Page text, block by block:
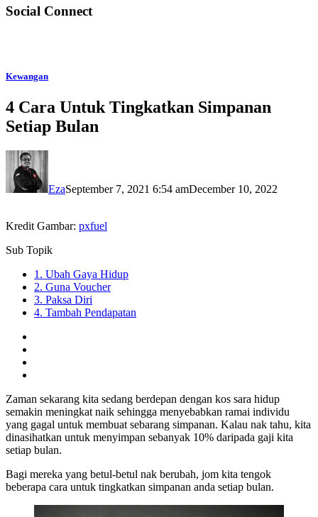
Social Connect
Kewangan
4 Cara Untuk Tingkatkan Simpanan
Setiap Bulan
EzaSeptember 7, 2021 6:54 amDecember 10, 2022
Kredit Gambar: pxfuel
Sub Topik
1. Ubah Gaya Hidup
2. Guna Voucher
3. Paksa Diri
4. Tambah Pendapatan
Zaman sekarang kita sedang berdepan dengan kos sara hidup
semakin meningkat naik sehingga menyebabkan ramai individu
yang gagal untuk membuat sebarang simpanan. Kalau nak tahu, kita
dinasihatkan untuk menyimpan sebanyak 10% daripada gaji kita
setiap bulan.
Bagi mereka yang betul-betul nak berubah, jom kita tengok
beberapa cara untuk tingkatkan simpanan anda setiap bulan.